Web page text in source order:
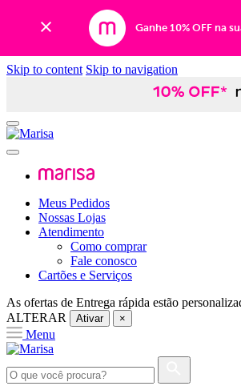
Ganhe 10% OFF na
Skip to content Skip to navigation
Meus Pedidos
Nossas Lojas
Atendimento
Como comprar
Fale conosco
Cartões e Serviços
As ofertas de Entrega rápida estão
ALTERAR
Ativar ×
Menu